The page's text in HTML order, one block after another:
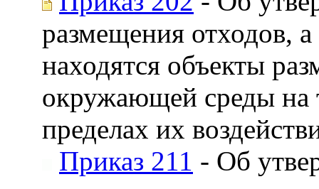
размещения отходов,
находятся объекты
окружающей среды на
пределах их
Приказ 211 - Об